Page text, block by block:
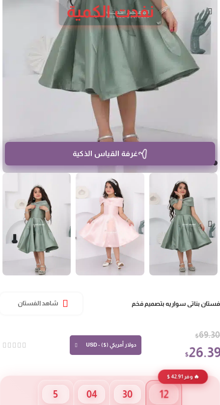
نفدت الكمية
غرفة القياس الذكية
بناتي سواريه بتصميم فخم شاهد الفستان
$
$
دولار أمريكي ($) - USD
🔥 وفر 42.91 $
04 30 12